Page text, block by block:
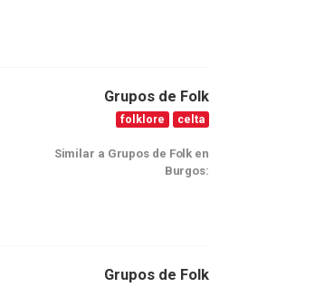
Grupos de Folk
folklore celta
Similar a Grupos de Folk en
Burgos:
Grupos de Folk